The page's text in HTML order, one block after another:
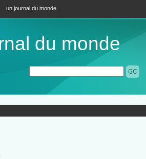
un journal du monde
du monde